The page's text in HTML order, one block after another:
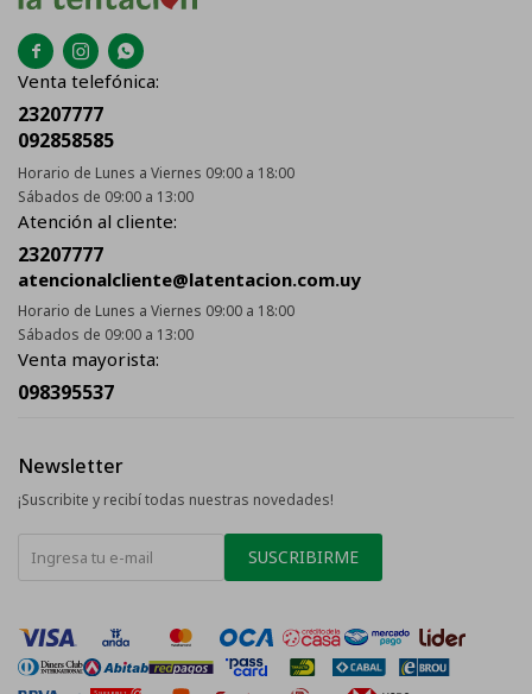
  
Venta telefónica:
23207777
092858585
Horario de Lunes a Viernes 09:00 a 18:00
Sábados de 09:00 a 13:00
Atención al cliente:
23207777
atencionalcliente@latentacion.com.uy
Horario de Lunes a Viernes 09:00 a 18:00
Sábados de 09:00 a 13:00
Venta mayorista:
098395537
Newsletter
¡Suscribite y recibí todas nuestras novedades!
SUSCRIBIRME